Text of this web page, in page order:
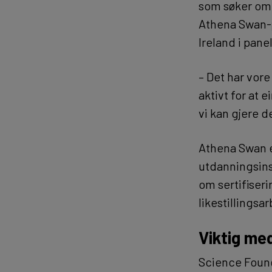
som søker
Athena
Ireland i
– Det har
aktivt for at
vi kan gjere
Athena
om
Viktig
Science